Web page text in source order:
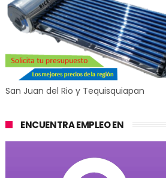
San Juan del Rio y Tequisquiapan
ENCUENTRA EMPLEO EN